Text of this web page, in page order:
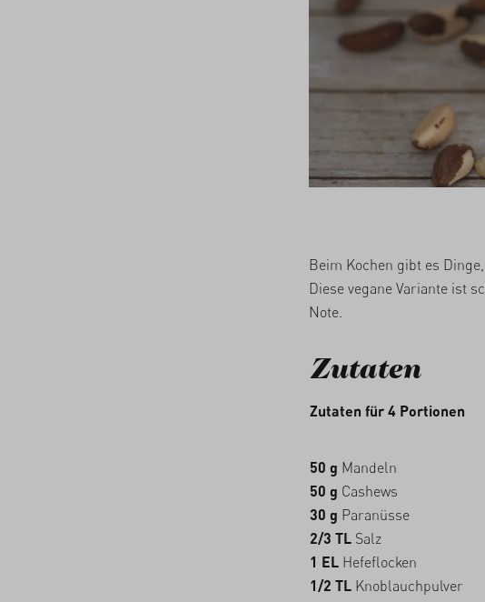
Beim Kochen gibt es
Diese vegane Variante ist
Note.
Zutaten
Zutaten für 4 Portionen
50 g Mandeln
50 g Cashews
30 g Paranüsse
2/3 TL Salz
1 EL Hefeflocken
1/2 TL Knoblauchpulver